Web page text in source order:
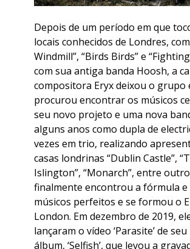
Depois de um período em que
locais conhecidos de Londres,
Windmill”, “Birds Birds” e
com sua antiga banda Hoosh, a
compositora Eryx deixou o grupo
procurou encontrar os músicos
seu novo projeto e uma nova
alguns anos como dupla de
vezes em trio, realizando
casas londrinas “Dublin Castle”,
Islington”, “Monarch”, entre
finalmente encontrou a fórmula e
músicos perfeitos e se formou o
London. Em dezembro de 2019,
lançaram o vídeo ‘Parasite’ de
álbum, ‘Selfish’, que levou a